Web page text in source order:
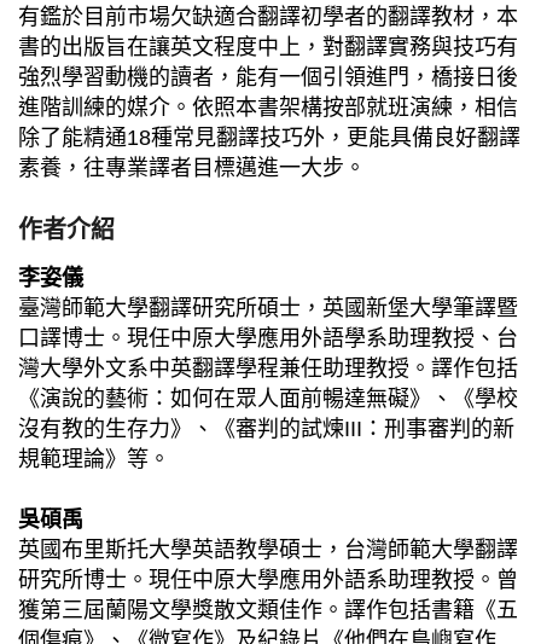
有鑑於目前市場欠缺適合翻譯初學者的翻譯教材，本
書的出版旨在讓英文程度中上，對翻譯實務與技巧有
強烈學習動機的讀者，能有一個引領進門，橋接日後
進階訓練的媒介。依照本書架構按部就班演練，相信
除了能精通18種常見翻譯技巧外，更能具備良好翻譯
素養，往專業譯者目標邁進一大步。
作者介紹
李姿儀
臺灣師範大學翻譯研究所碩士，英國新堡大學筆譯暨
口譯博士。現任中原大學應用外語學系助理教授、台
灣大學外文系中英翻譯學程兼任助理教授。譯作包括
《演說的藝術：如何在眾人面前暢達無礙》、《學校
沒有教的生存力》、《審判的試煉III：刑事審判的新
規範理論》等。
吳碩禹
英國布里斯托大學英語教學碩士，台灣師範大學翻譯
研究所博士。現任中原大學應用外語系助理教授。曾
獲第三屆蘭陽文學獎散文類佳作。譯作包括書籍《五